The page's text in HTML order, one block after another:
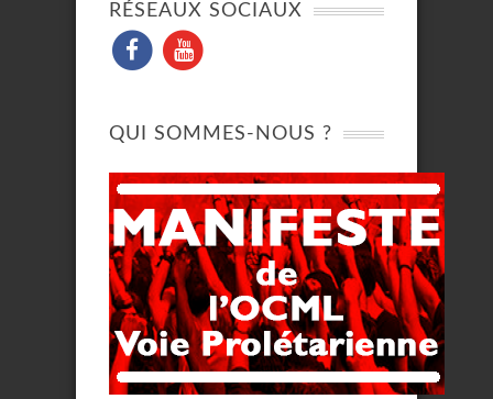
RÉSEAUX SOCIAUX
QUI SOMMES-NOUS ?